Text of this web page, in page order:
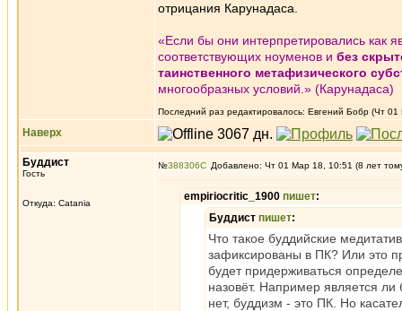
отрицания Карунадаса.
«Если бы они интерпретировались как
соответствующих ноуменов и без
таинственного метафизического
многообразных условий.» (Карунадаса)
Последний раз редактировалось: Евгений Бобр (Чт
Наверх
Буддист
Гость
Откуда: Catania
№388306 Добавлено: Чт 01 Мар 18, 10:51 (8 лет
empiriocritic_1900 пишет:
Буддист пишет:
Что такое буддийские
зафиксированы в ПК? Или это
будет придерживаться
назовёт. Например является ли
нет, буддизм - это ПК. Но